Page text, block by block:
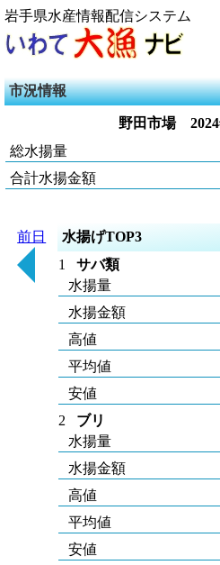
岩手県水産情報配信システム
市況情報
野田市場
総水揚量
合計水揚金額
前日
水揚げTOP3
1
サバ類
水揚量
水揚金額
高値
平均値
安値
2
ブリ
水揚量
水揚金額
高値
平均値
安値